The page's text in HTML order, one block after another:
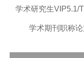
学术研究生VIP5.1/
学术期刊职称论